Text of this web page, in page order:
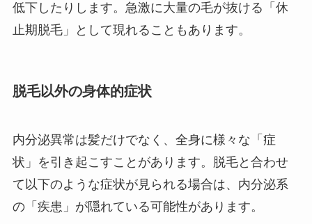
低下したりします。急激に大量の毛が抜ける「休
止期脱毛」として現れることもあります。
脱毛以外の身体的症状
内分泌異常は髪だけでなく、全身に様々な「症
状」を引き起こすことがあります。脱毛と合わせ
て以下のような症状が見られる場合は、内分泌系
の「疾患」が隠れている可能性があります。